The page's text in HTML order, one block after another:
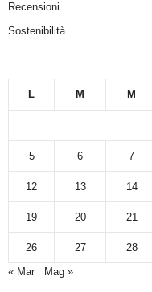
Recensioni
Sostenibilità
L M M
5 6 7
12 13 14
19 20 21
26 27 28
« Mar
Mag »